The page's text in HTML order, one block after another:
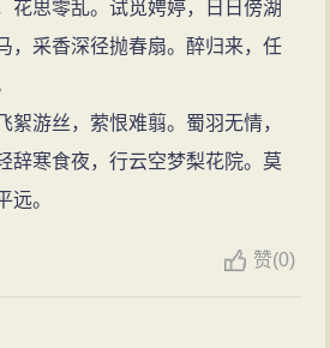
花思零乱。试觅娉婷，日日傍湖
，采香深径抛春扇。醉归来，任
絮游丝，萦恨难翦。蜀羽无情，
辞寒食夜，行云空梦梨花院。莫
远。
赞(0)